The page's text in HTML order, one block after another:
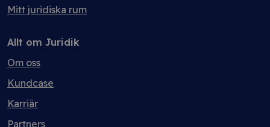
Mitt juridiska rum
Allt om Juridik
Om oss
Kundcase
Karriär
Partners